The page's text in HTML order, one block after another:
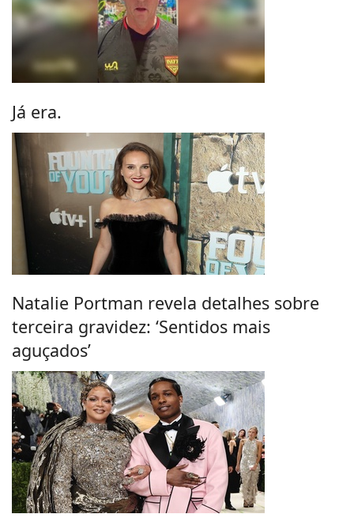
Já era.
Natalie Portman revela detalhes sobre
terceira gravidez: ‘Sentidos mais
aguçados’